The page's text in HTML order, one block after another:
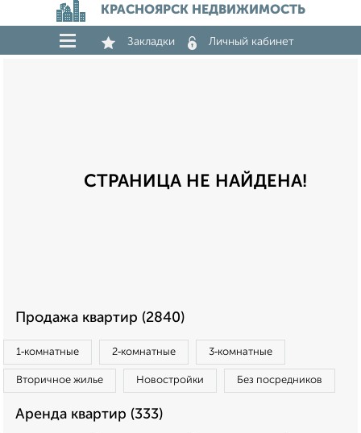
КРАСНОЯРСК НЕДВИЖИМОСТЬ
Закладки Личный кабинет
СТРАНИЦА НЕ НАЙДЕНА!
Продажа квартир (2840)
1‑комнатные 2‑комнатные 3‑комнатные
Вторичное жилье Новостройки Без посредников
Аренда квартир (333)